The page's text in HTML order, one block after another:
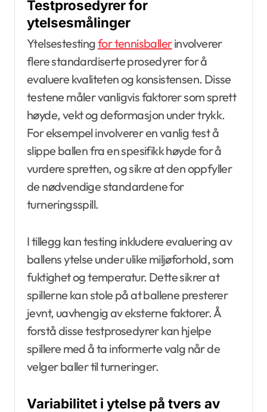
Testprosedyrer for
ytelsesmålinger
Ytelsestestingfor tennisballerinvolverer
flere standardiserte prosedyrer for å
evaluere kvaliteten og konsistensen. Disse
testene måler vanligvis faktorer som sprett
høyde, vekt og deformasjon under trykk.
For eksempel involverer en vanlig test å
slippe ballen fra en spesifikk høyde for å
vurdere spretten, og sikre at den oppfyller
de nødvendige standardene for
turneringsspill.
I tillegg kan testing inkludere evaluering av
ballens ytelse under ulike miljøforhold, som
fuktighet og temperatur. Dette sikrer at
spillerne kan stole på at ballene presterer
jevnt, uavhengig av eksterne faktorer. Å
forstå disse testprosedyrer kan hjelpe
spillere med å ta informerte valg når de
velger baller til turneringer.
Variabilitet i ytelse på tvers av